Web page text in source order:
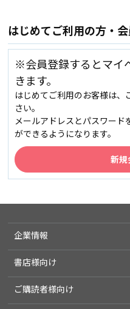
はじめてご利用の方・
※会員登録するとマイ
きます。
はじめてご利用のお客様は
さい。
メールアドレスとパスワー
ができるようになります。
企業情報
書店様向け
ご購読者様向け